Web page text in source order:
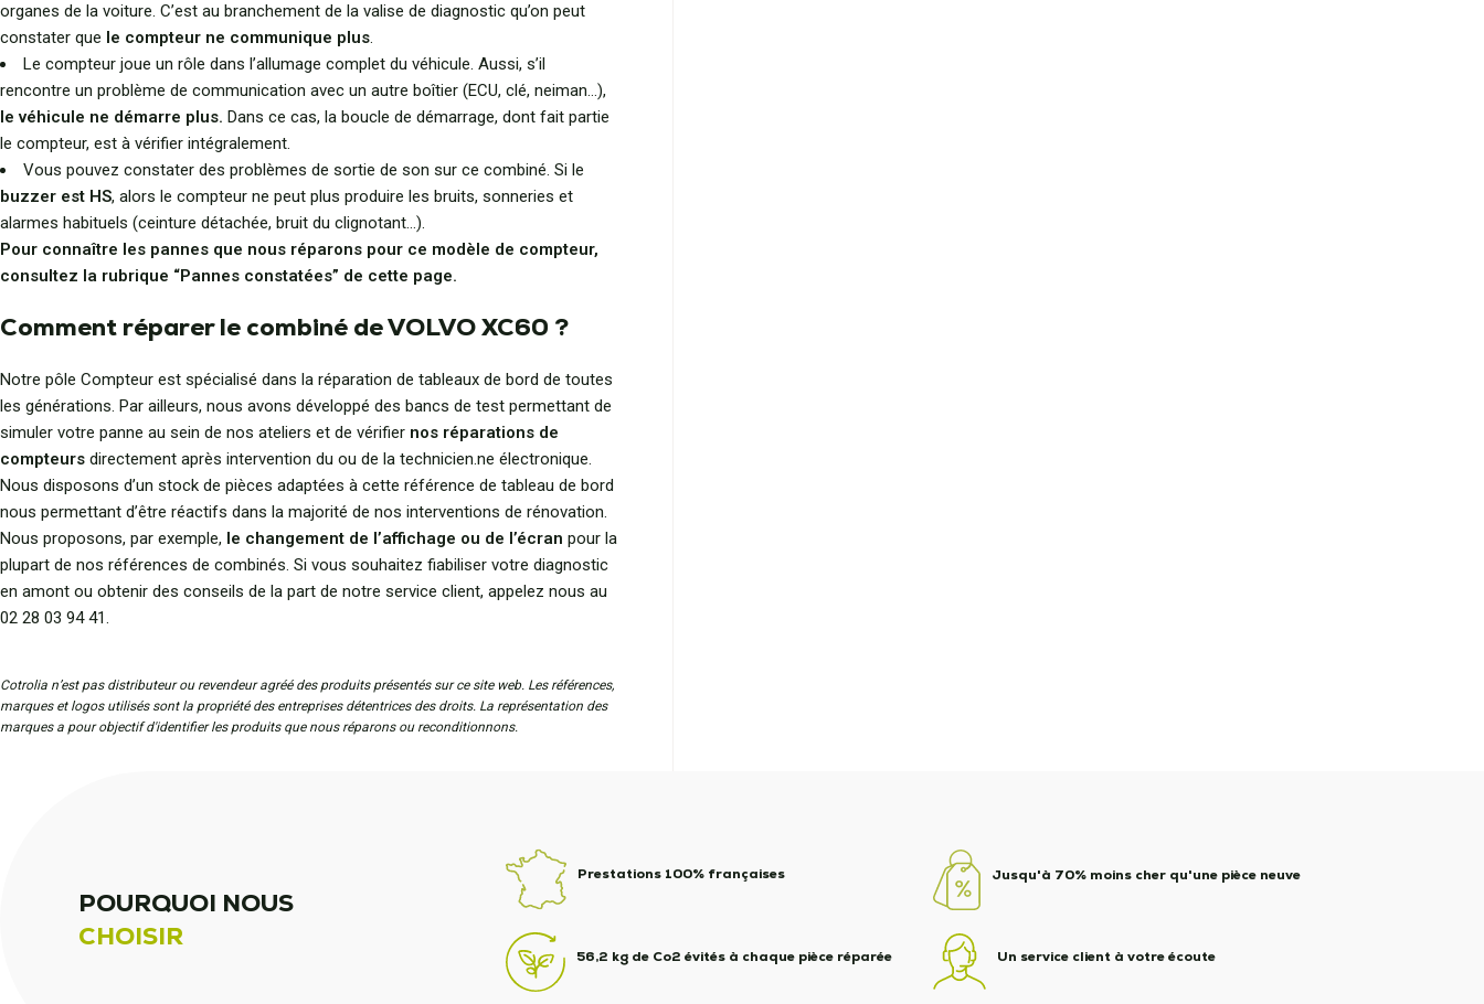
organes de la voiture. C’est au branchement de la valise de diagnostic qu’on peut
constater que le compteur ne communique plus.
Le compteur joue un rôle dans l’allumage complet du véhicule. Aussi, s’il
rencontre un problème de communication avec un autre boîtier (ECU, clé, neiman…),
le véhicule ne démarre plus. Dans ce cas, la boucle de démarrage, dont fait partie
le compteur, est à vérifier intégralement.
Vous pouvez constater des problèmes de sortie de son sur ce combiné. Si le
buzzer est HS, alors le compteur ne peut plus produire les bruits, sonneries et
alarmes habituels (ceinture détachée, bruit du clignotant…).
Pour connaître les pannes que nous réparons pour ce modèle de compteur,
consultez la rubrique “Pannes constatées” de cette page.
Comment réparer le combiné de VOLVO XC60 ?
Notre pôle Compteur est spécialisé dans la réparation de tableaux de bord de toutes
les générations. Par ailleurs, nous avons développé des bancs de test permettant de
simuler votre panne au sein de nos ateliers et de vérifier nos réparations de
compteurs directement après intervention du ou de la technicien.ne électronique.
Nous disposons d’un stock de pièces adaptées à cette référence de tableau de bord
nous permettant d’être réactifs dans la majorité de nos interventions de rénovation.
Nous proposons, par exemple, le changement de l’affichage ou de l’écran pour la
plupart de nos références de combinés. Si vous souhaitez fiabiliser votre diagnostic
en amont ou obtenir des conseils de la part de notre service client, appelez nous au
02 28 03 94 41.
Cotrolia n’est pas distributeur ou revendeur agréé des produits présentés sur ce site web. Les références,
marques et logos utilisés sont la propriété des entreprises détentrices des droits. La représentation des
marques a pour objectif d'identifier les produits que nous réparons ou reconditionnons.
POURQUOI NOUS
CHOISIR
Prestations 100% françaises
56,2 kg de Co2 évités à chaque pièce réparée
Jusqu'à 70% moins cher qu'une pièce neuve
Un service client à votre écoute